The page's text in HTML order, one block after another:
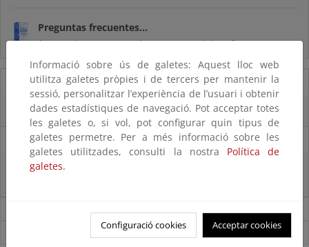
Preguntas frecuentes...
Acceso a los recursos genéticos y reparto de beneficios
07/08/2025
El censo de aves del Parque Nacional de las Tablas bate récords históricos
27/06/2025
La reunión ministerial de OSPAR refuerza la acción conjunta para proteger
Ver todas las noticias
Informació sobre ús de galetes: Aquest lloc web
utilitza galetes pròpies i de tercers per mantenir la
sessió, personalitzar l’experiència de l’usuari i obtenir
dades estadístiques de navegació. Pot acceptar totes
les galetes o, si vol, pot configurar quin tipus de
galetes permetre. Per a més informació sobre les
galetes utilitzades, consulti la nostra Política de
galetes.
Configuració cookies Acceptar cookies